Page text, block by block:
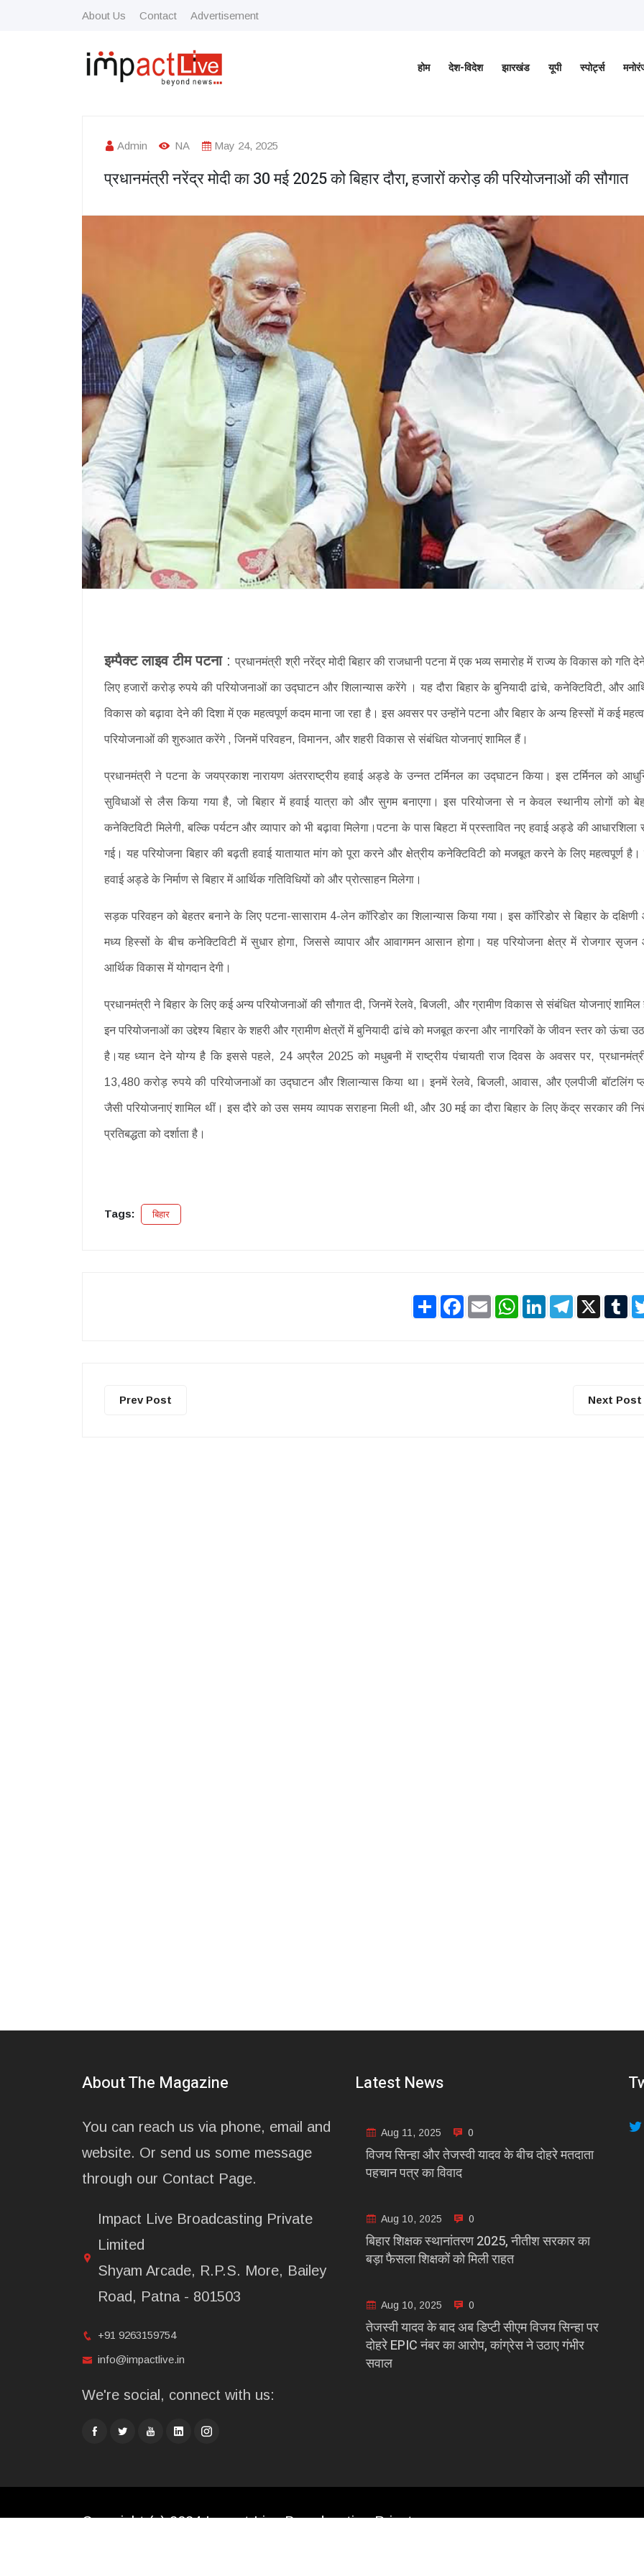
About Us Contact Advertisement
होम देश-विदेश झारखंड यूपी स्पोर्ट्स
Admin NA May 24, 2025
प्रधानमंत्री नरेंद्र मोदी का 30 मई 2025 को बिहार दौरा, हजारों करोड़ की परियोजनाओं की सौगात
इम्पैक्ट लाइव टीम पटना:प्रधानमंत्री श्री नरेंद्र मोदी बिहार की राजधानी पटना में एक भव्य समारोह में राज्य के विकास को गति
लिए हजारों करोड़ रुपये की परियोजनाओं का उद्घाटन और शिलान्यास करेंगे । यह दौरा बिहार के बुनियादी ढांचे, कनेक्टिविटी, और
विकास को बढ़ावा देने की दिशा में एक महत्वपूर्ण कदम माना जा रहा है। इस अवसर पर उन्होंने पटना और बिहार के अन्य हिस्सों में कई
परियोजनाओं की शुरुआत करेंगे , जिनमें परिवहन, विमानन, और शहरी विकास से संबंधित योजनाएं शामिल हैं।
प्रधानमंत्री ने पटना के जयप्रकाश नारायण अंतरराष्ट्रीय हवाई अड्डे के उन्नत टर्मिनल का उद्घाटन किया। इस टर्मिनल को
सुविधाओं से लैस किया गया है, जो बिहार में हवाई यात्रा को और सुगम बनाएगा। इस परियोजना से न केवल स्थानीय लोगों को
कनेक्टिविटी मिलेगी, बल्कि पर्यटन और व्यापार को भी बढ़ावा मिलेगा।पटना के पास बिहटा में प्रस्तावित नए हवाई अड्डे की आधारशिला
गई। यह परियोजना बिहार की बढ़ती हवाई यातायात मांग को पूरा करने और क्षेत्रीय कनेक्टिविटी को मजबूत करने के लिए महत्वपूर्ण
हवाई अड्डे के निर्माण से बिहार में आर्थिक गतिविधियों को और प्रोत्साहन मिलेगा।
सड़क परिवहन को बेहतर बनाने के लिए पटना-सासाराम 4-लेन कॉरिडोर का शिलान्यास किया गया। इस कॉरिडोर से बिहार के
मध्य हिस्सों के बीच कनेक्टिविटी में सुधार होगा, जिससे व्यापार और आवागमन आसान होगा। यह परियोजना क्षेत्र में रोजगार
आर्थिक विकास में योगदान देगी।
प्रधानमंत्री ने बिहार के लिए कई अन्य परियोजनाओं की सौगात दी, जिनमें रेलवे, बिजली, और ग्रामीण विकास से संबंधित योजनाएं शामिल
इन परियोजनाओं का उद्देश्य बिहार के शहरी और ग्रामीण क्षेत्रों में बुनियादी ढांचे को मजबूत करना और नागरिकों के जीवन स्तर को ऊंचा
है।यह ध्यान देने योग्य है कि इससे पहले, 24 अप्रैल 2025 को मधुबनी में राष्ट्रीय पंचायती राज दिवस के अवसर पर,
13,480 करोड़ रुपये की परियोजनाओं का उद्घाटन और शिलान्यास किया था। इनमें रेलवे, बिजली, आवास, और एलपीजी बॉटलिंग
जैसी परियोजनाएं शामिल थीं। इस दौरे को उस समय व्यापक सराहना मिली थी, और 30 मई का दौरा बिहार के लिए केंद्र सरकार की
प्रतिबद्धता को दर्शाता है।
Tags: बिहार
Share Facebook
Email WhatsApp
LinkedInTelegram
X
Prev Post Next Post
About The Magazine
You can reach us via phone, email and
website. Or send us some message
through our Contact Page.
Impact Live Broadcasting Private
Limited
Shyam Arcade, R.P.S. More, Bailey
Road, Patna - 801503
+91 9263159754
info@impactlive.in
We're social, connect with us:
Latest News
Aug 11, 2025 0
विजय सिन्हा और तेजस्वी यादव के बीच दोहरे मतदाता
पहचान पत्र का विवाद
Aug 10, 2025 0
बिहार शिक्षक स्थानांतरण 2025, नीतीश सरकार का
बड़ा फैसला शिक्षकों को मिली राहत
Aug 10, 2025 0
तेजस्वी यादव के बाद अब डिप्टी सीएम विजय सिन्हा पर
दोहरे EPIC नंबर का आरोप, कांग्रेस ने उठाए गंभीर
सवाल
Copyright (c) 2024 Impact Live Broadcasting Private